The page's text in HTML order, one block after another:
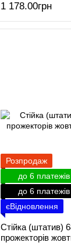
1 178.00грн
Розпродаж
до 6 платежів
до 6 платежів
єВідновлення
Стійка (штатив)
прожекторів